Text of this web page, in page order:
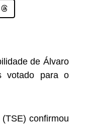
de Álvaro
votado para o
confirmou